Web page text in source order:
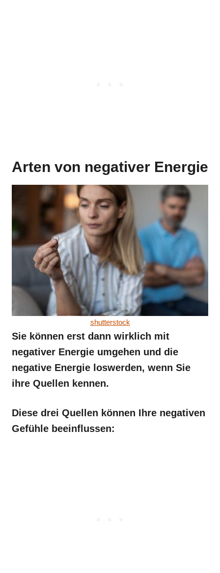
Arten von negativer Energie
shutterstock
Sie können erst dann wirklich mit
negativer Energie umgehen und die
negative Energie loswerden, wenn Sie
ihre Quellen kennen.
Diese drei Quellen können Ihre negativen
Gefühle beeinflussen: